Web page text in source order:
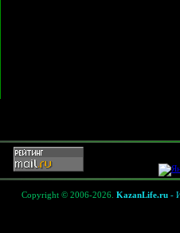
Copyright © 2006-2026. KazanLife.ru -